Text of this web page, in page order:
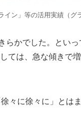
イン」等の活用実績（グ
かでした。とい
ては、急な傾きで
々に徐々に」とは